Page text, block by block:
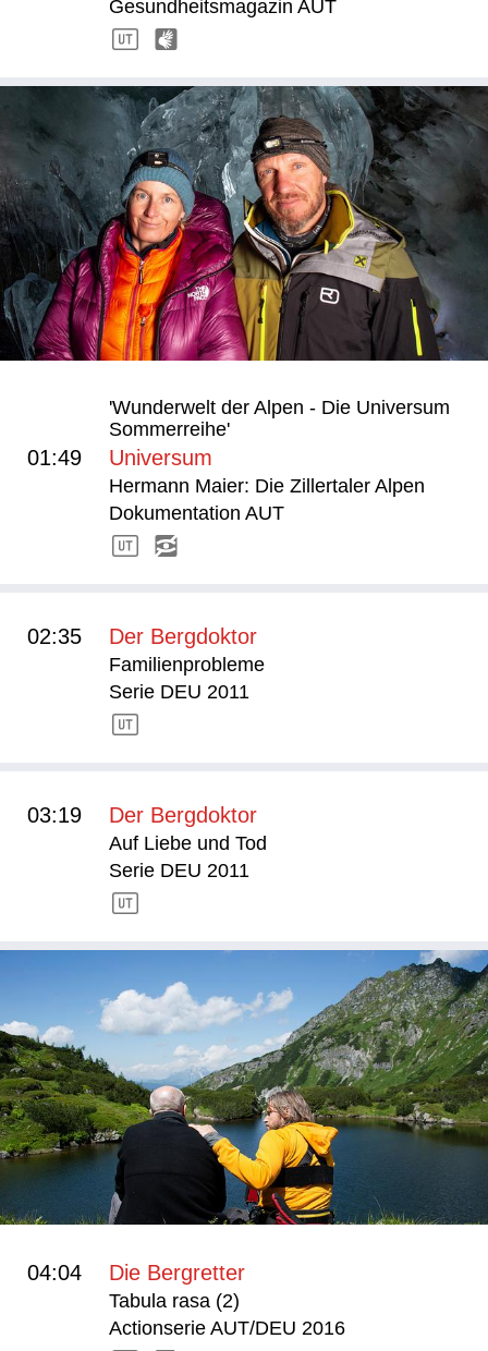
Gesundheitsmagazin AUT
'Wunderwelt der Alpen - Die Universum
Sommerreihe'
01:49 Universum
Hermann Maier: Die Zillertaler Alpen
Dokumentation AUT
02:35 Der Bergdoktor
Familienprobleme
Serie DEU 2011
03:19 Der Bergdoktor
Auf Liebe und Tod
Serie DEU 2011
04:04 Die Bergretter
Tabula rasa (2)
Actionserie AUT/DEU 2016